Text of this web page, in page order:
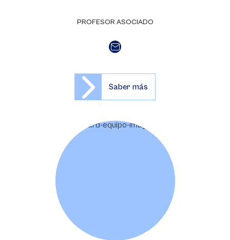
PROFESOR ASOCIADO
Saber más